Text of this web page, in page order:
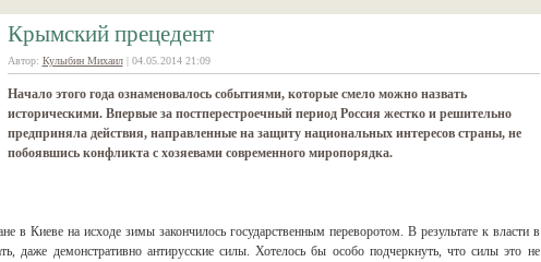
Крымский прецедент
Автор: Кулыбин Михаил| 04.05.2014 21:09
Начало этого года ознаменовалось событиями, которые смело можно назвать
историческими. Впервые за постперестроечный период Россия жестко и решительно
предприняла действия, направленные на защиту национальных интересов страны, не
побоявшись конфликта с хозяевами современного миропорядка.
в Киеве на исходе зимы закончилось государственным переворотом. В результате к власти в
даже демонстративно антирусские силы. Хотелось бы особо подчеркнуть, что силы это не